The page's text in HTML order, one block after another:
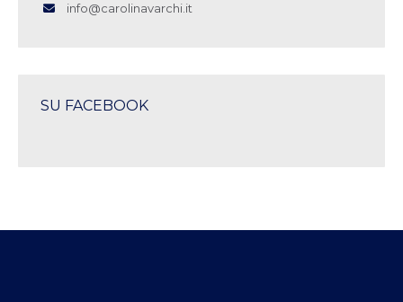
info@carolinavarchi.it
SU FACEBOOK